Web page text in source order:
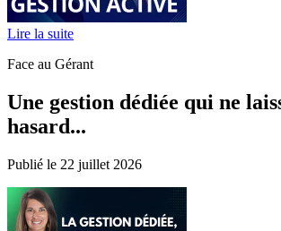
Lire la suite
Face au Gérant
Une gestion dédiée qui ne
hasard...
Publié le 22 juillet 2026